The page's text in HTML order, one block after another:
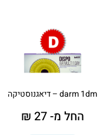
darm 1dm – דיאגנוסטיקה
החל מ- 27 ₪